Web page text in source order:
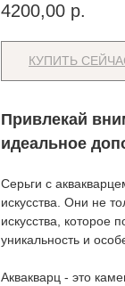
4200,00 р.
КУПИТЬ
Привлекай
идеальное
Серьги с
искусства. Они не
искусства, которое
уникальность и
Аквакварц - это